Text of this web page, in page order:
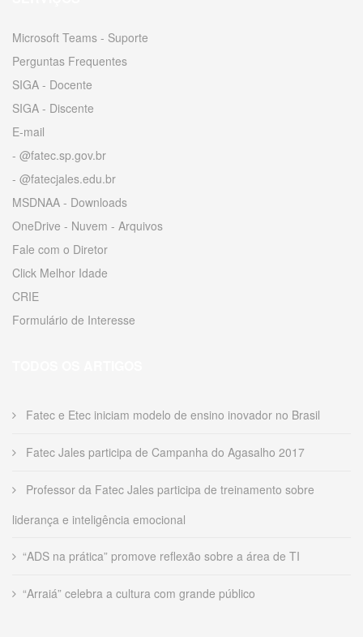
Microsoft Teams - Suporte
Perguntas Frequentes
SIGA - Docente
SIGA - Discente
E-mail
- @fatec.sp.gov.br
- @fatecjales.edu.br
MSDNAA - Downloads
OneDrive - Nuvem - Arquivos
Fale com o Diretor
Click Melhor Idade
CRIE
Formulário de Interesse
Fatec e Etec iniciam modelo de ensino inovador no Brasil
Fatec Jales participa de Campanha do Agasalho 2017
Professor da Fatec Jales participa de treinamento sobre
liderança e inteligência emocional
“ADS na prática” promove reflexão sobre a área de TI
“Arraiá” celebra a cultura com grande público